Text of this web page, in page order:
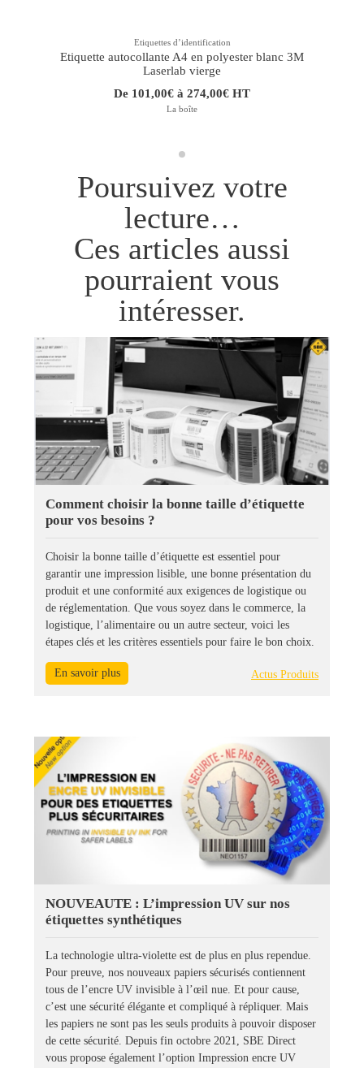
Etiquettes dʼidentification
Etiquette autocollante A4 en polyester blanc 3M
Laserlab vierge
De 101,00€ à 274,00€ HT
La boîte
Poursuivez votre
lecture…
Ces articles aussi
pourraient vous
intéresser.
Comment choisir la bonne taille d’étiquette
pour vos besoins ?
Choisir la bonne taille d’étiquette est essentiel pour
garantir une impression lisible, une bonne présentation du
produit et une conformité aux exigences de logistique ou
de réglementation. Que vous soyez dans le commerce, la
logistique, l’alimentaire ou un autre secteur, voici les
étapes clés et les critères essentiels pour faire le bon choix.
En savoir plus Actus Produits
NOUVEAUTE : L’impression UV sur nos
étiquettes synthétiques
La technologie ultra-violette est de plus en plus rependue.
Pour preuve, nos nouveaux papiers sécurisés contiennent
tous de l’encre UV invisible à l’œil nue. Et pour cause,
c’est une sécurité élégante et compliqué à répliquer. Mais
les papiers ne sont pas les seuls produits à pouvoir disposer
de cette sécurité. Depuis fin octobre 2021, SBE Direct
vous propose également l’option Impression encre UV